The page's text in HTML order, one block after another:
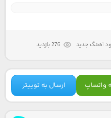
آهنگ جدید 276 بازدید
واتساپ ارسال به توییتر